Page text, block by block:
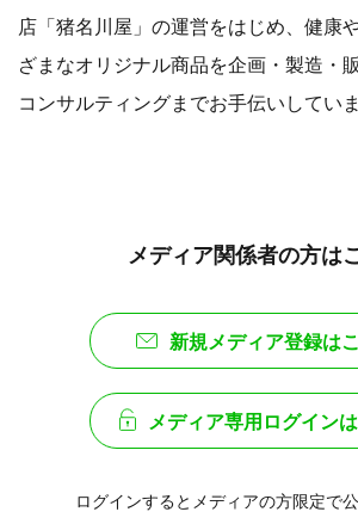
店「猪名川屋」の運営をはじめ、健康
ざまなオリジナル商品を企画・製造・
コンサルティングまでお手伝いしていま
メディア関係者の方は
新規メディア登録は
メディア専用ログイン
ログインするとメディアの方限定で